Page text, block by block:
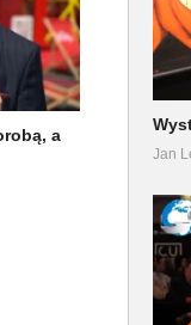
a
Jan